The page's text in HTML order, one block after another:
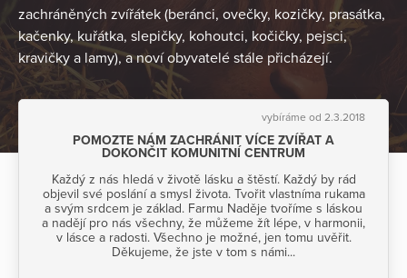
zachráněných zvířátek (beránci, ovečky, kozičky, prasátka,
kačenky, kuřátka, slepičky, kohoutci, kočičky, pejsci,
kravičky a lamy), a noví obyvatelé stále přicházejí.
vybíráme od 2.3.2018
POMOZTE NÁM ZACHRÁNIT VÍCE ZVÍŘAT A
DOKONČIT KOMUNITNÍ CENTRUM
Každý z nás hledá v životě lásku a štěstí. Každý by rád
objevil své poslání a smysl života. Tvořit vlastníma rukama
a svým srdcem je základ. Farmu Naděje tvoříme s láskou
a nadějí pro nás všechny, že můžeme žít lépe, v harmonii,
v lásce a radosti. Všechno je možné, jen tomu uvěřit.
Děkujeme, že jste v tom s námi...